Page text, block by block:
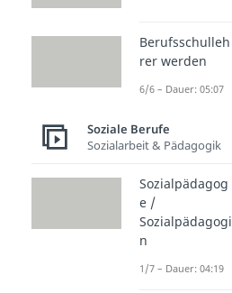
Berufsschulleh
rer werden
6/6 – Dauer: 05:07
Soziale Berufe
Sozialarbeit & Pädagogik
Sozialpädagog
e /
Sozialpädagogi
n
1/7 – Dauer: 04:19